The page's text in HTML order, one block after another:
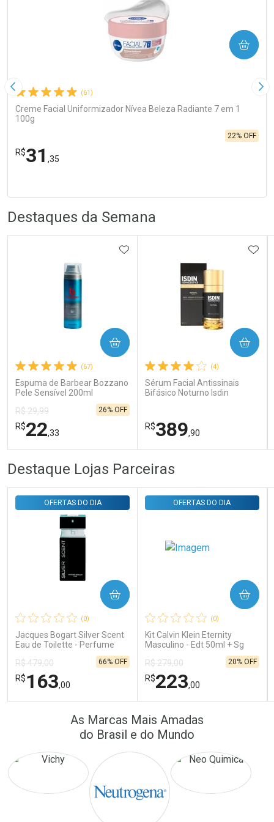
Imagem Anterior (61)
Creme Facial Uniformizador Nívea Beleza Radiante 7 em 1
100g
R$31 ,35
22% OFF
COMPRAR
Laboratório
Ativar Desconto
Comprar sem Desconto
Comprar sem Desconto
Destaques da Semana
(67)
Espuma de Barbear Bozzano
Pele Sensível 200ml
R$ 29,99
R$22,33
26% OFF
ADICIONAR AOS FAVORITOS
COMPRAR
FECHAR
Laboratório
Comprar sem Desconto
Por R$ 22,33/cada
FECHAR
Por Menos
Comprar sem Desconto
Por R$ 22,33/cada
(4)
Sérum Facial Antissinais
Bifásico Noturno Isdin
R$389,90
COMPRAR
Comprar sem Desconto
Por R$ 389,90/cada
Por Menos
Comprar sem Desconto
Por R$ 389,90/cada
Destaque Lojas Parceiras
(0)
Jacques Bogart Silver Scent
Eau de Toilette - Perfume
OFERTAS DO DIA
R$ 479,00
R$163,00
66% OFF
COMPRAR
FECHAR
FECHAR
Por Menos
(0)
Kit Calvin Klein Eternity
Masculino - Edt 50ml + Sg
OFERTAS DO DIA
R$ 279,00
R$223,00
20% OFF
COMPRAR
Laboratório
Por Menos
As Marcas Mais Amadas
do Brasil e do Mundo